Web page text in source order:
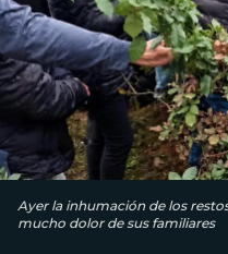
Ayer la inhumación de los
mucho dolor de sus familiares